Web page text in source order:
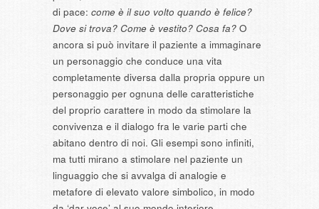
di pace: come è il suo volto quando è felice?
Dove si trova? Come è vestito? Cosa fa? O
ancora si può invitare il paziente a immaginare
un personaggio che conduce una vita
completamente diversa dalla propria oppure un
personaggio per ognuna delle caratteristiche
del proprio carattere in modo da stimolare la
convivenza e il dialogo fra le varie parti che
abitano dentro di noi. Gli esempi sono infiniti,
ma tutti mirano a stimolare nel paziente un
linguaggio che si avvalga di analogie e
metafore di elevato valore simbolico, in modo